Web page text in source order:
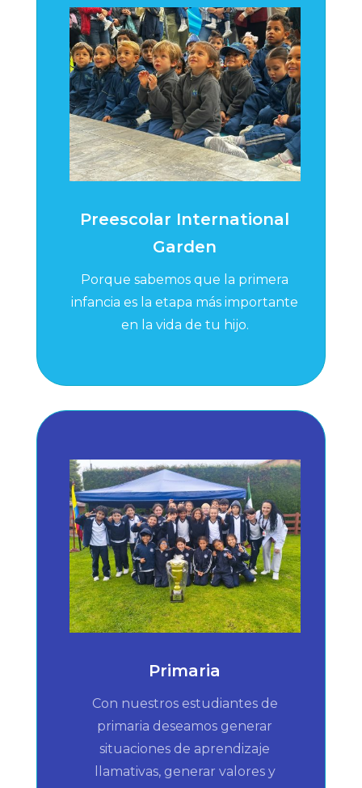
Preescolar International
Garden
Porque sabemos que la primera
infancia es la etapa más importante
en la vida de tu hijo.
Primaria
Con nuestros estudiantes de
primaria deseamos generar
situaciones de aprendizaje
llamativas, generar valores y